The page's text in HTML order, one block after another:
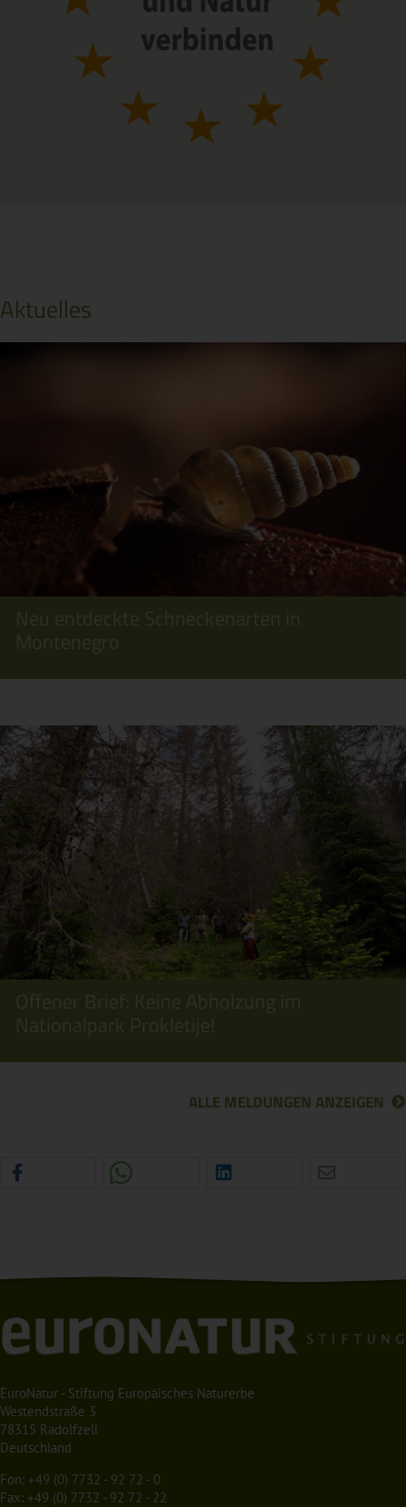
Aktuelles
Neu entdeckte Schneckenarten in
Montenegro
Offener Brief: Keine Abholzung im
Nationalpark Prokletije!
ALLE MELDUNGEN ANZEIGEN
EuroNatur - Stiftung Europäisches Naturerbe
Westendstraße 3
78315 Radolfzell
Deutschland
Fon: +49 (0) 7732 - 92 72 - 0
Fax: +49 (0) 7732 - 92 72 - 22